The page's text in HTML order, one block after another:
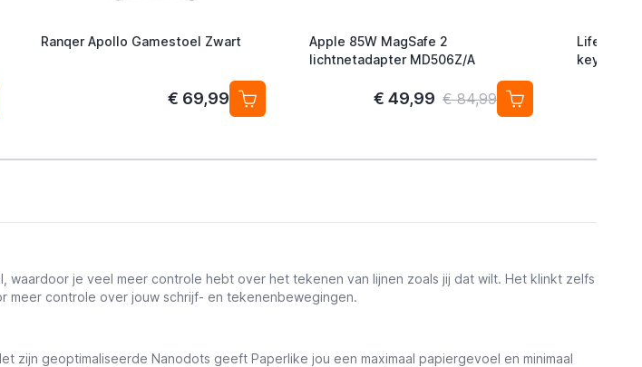
Ranqer Apollo Gamestoel Zwart
€ 69,99
Apple 85W MagSafe 2
lichtnetadapter MD506Z/A
€ 49,99 € 84,99
Lifemate
je veel meer controle hebt over het tekenen van lijnen zoals jij dat wilt. Het klinkt zelfs
meer controle over jouw schrijf- en tekenenbewegingen.
geoptimaliseerde Nanodots geeft Paperlike jou een maximaal papiergevoel en minimaal